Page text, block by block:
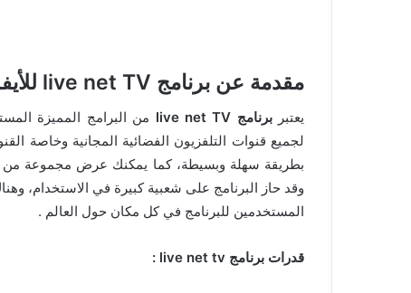
مقدمة عن برنامج live net TV
يعتبربرنامج live net TV
من البرامج المميزة
لجميع قنوات التلفزيون الفضائية المجانية وخاصة
بطريقة سهلة وبسيطة، كما يمكنك عرض مجموعة من
وقد حاز البرنامج على شعبية كبيرة في الاستخدام،
المستخدمين للبرنامج في كل مكان حول العالم .
قدرات برنامج live net tv
: